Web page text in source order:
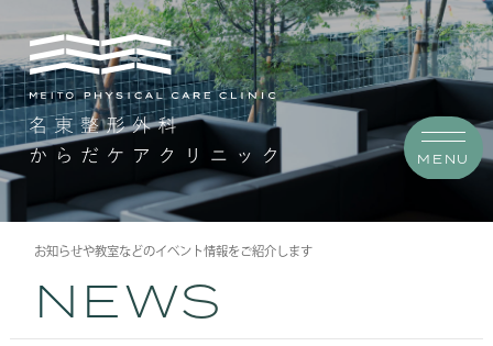
お知らせや教室などのイベント情報をご紹介します
NEWS
MENU